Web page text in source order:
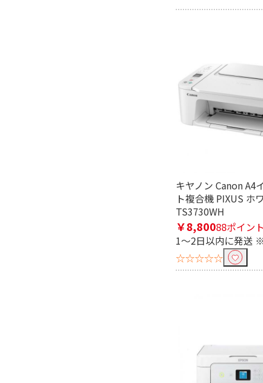
キヤノン Canon A4
ト複合機 PIXUS ホ
TS3730WH
￥8,80088ポイント
1～2日以内に発送
☆☆☆☆☆
プリンタ解像度で絞り込む
1200dpi
スマートフォン専用で絞り込む